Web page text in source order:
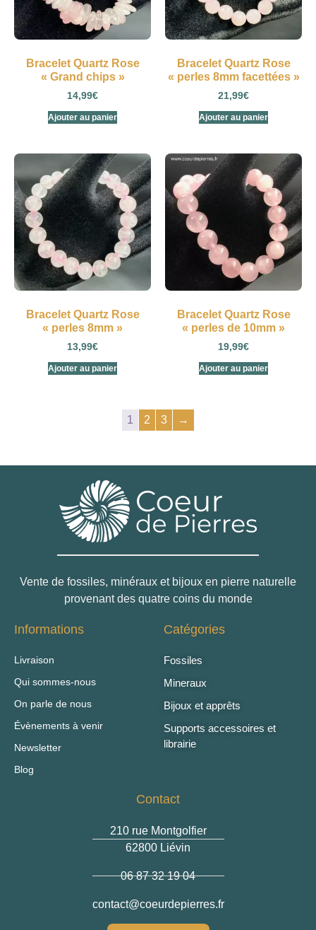
Bracelet Quartz Rose
« Grand chips »
14,99€
Ajouter au panier
Bracelet Quartz Rose
« perles 8mm facettées »
21,99€
Ajouter au panier
Bracelet Quartz Rose
« perles 8mm »
13,99€
Ajouter au panier
Bracelet Quartz Rose
« perles de 10mm »
19,99€
Ajouter au panier
1 2 3 →
Vente de fossiles, minéraux et bijoux en pierre naturelle
provenant des quatre coins du monde
Informations
Livraison
Qui sommes-nous
On parle de nous
Évènements à venir
Newsletter
Blog
Catégories
Fossiles
Mineraux
Bijoux et apprêts
Supports accessoires et
librairie
Contact
210 rue Montgolfier
62800 Liévin
06 87 32 19 04
contact@coeurdepierres.fr